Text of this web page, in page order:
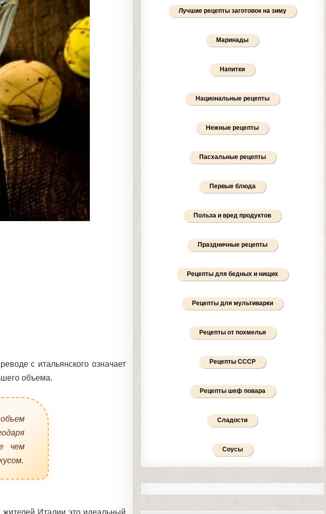
с итальянского означает
объема.
чем
жителей Италии это идеальный
Лучшие рецепты заготовок на зиму
Маринады
Напитки
Национальные рецепты
Нежные рецепты
Пасхальные рецепты
Первые блюда
Польза и вред продуктов
Праздничные рецепты
Рецепты для бедных и нищих
Рецепты для мультиварки
Рецепты от похмелья
Рецепты СССР
Рецепты шеф повара
Сладости
Соусы